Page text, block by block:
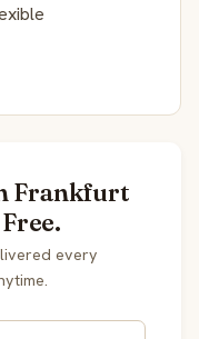
Frankfurt
every